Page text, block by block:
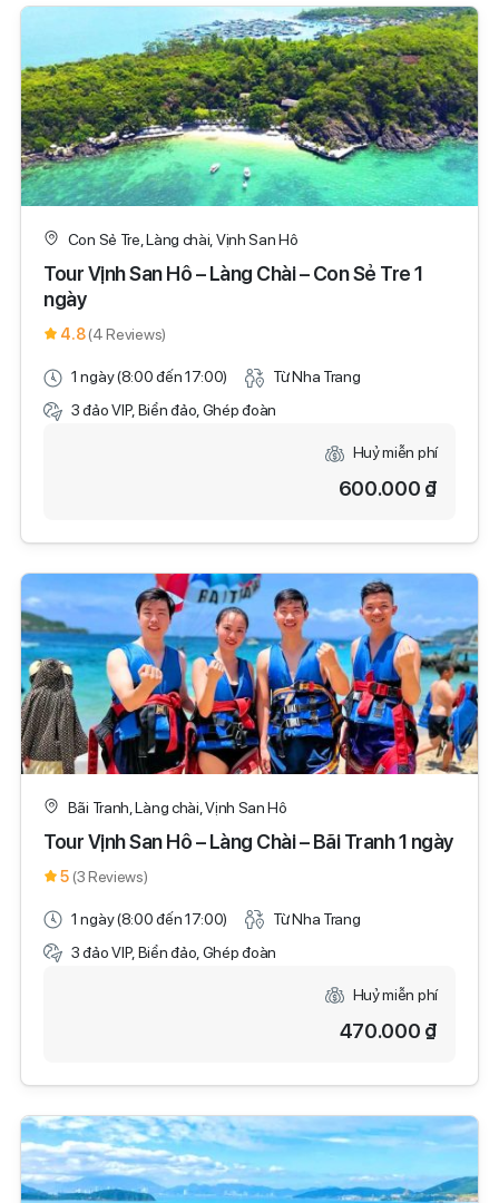
Con Sẻ Tre, Làng chài, Vịnh San Hô
Tour Vịnh San Hô – Làng Chài – Con Sẻ Tre 1
ngày
4.8(4 Reviews)
1 ngày (8:00 đến 17:00)
Từ Nha Trang
3 đảo VIP, Biển đảo, Ghép đoàn
Huỷ miễn phí
600.000 ₫
Bãi Tranh, Làng chài, Vịnh San Hô
Tour Vịnh San Hô – Làng Chài – Bãi Tranh 1 ngày
5 (3 Reviews)
1 ngày (8:00 đến 17:00)
Từ Nha Trang
3 đảo VIP, Biển đảo, Ghép đoàn
Huỷ miễn phí
470.000 ₫